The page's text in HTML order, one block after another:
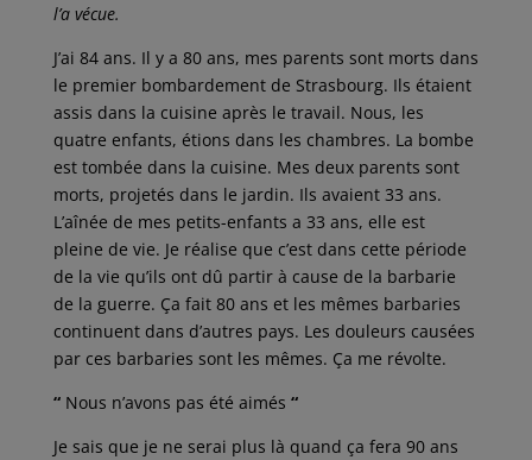
l’a vécue.
J’ai 84 ans. Il y a 80 ans, mes parents sont morts dans
le premier bombardement de Strasbourg. Ils étaient
assis dans la cuisine après le travail. Nous, les
quatre enfants, étions dans les chambres. La bombe
est tombée dans la cuisine. Mes deux parents sont
morts, projetés dans le jardin. Ils avaient 33 ans.
L’aînée de mes petits-enfants a 33 ans, elle est
pleine de vie. Je réalise que c’est dans cette période
de la vie qu’ils ont dû partir à cause de la barbarie
de la guerre. Ça fait 80 ans et les mêmes barbaries
continuent dans d’autres pays. Les douleurs causées
par ces barbaries sont les mêmes. Ça me révolte.
“Nous n’avons pas été aimés “
Je sais que je ne serai plus là quand ça fera 90 ans